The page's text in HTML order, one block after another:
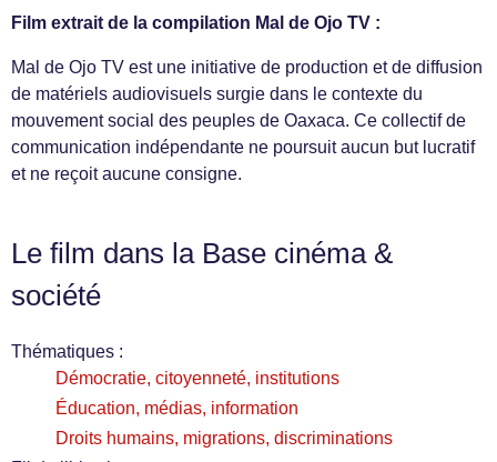
Film extrait de la compilation Mal de Ojo TV :
Mal de Ojo TV est une initiative de production et de diffusion
de matériels audiovisuels surgie dans le contexte du
mouvement social des peuples de Oaxaca. Ce collectif de
communication indépendante ne poursuit aucun but lucratif
et ne reçoit aucune consigne.
Le film dans la Base cinéma &
société
Thématiques :
Démocratie, citoyenneté, institutions
Éducation, médias, information
Droits humains, migrations, discriminations